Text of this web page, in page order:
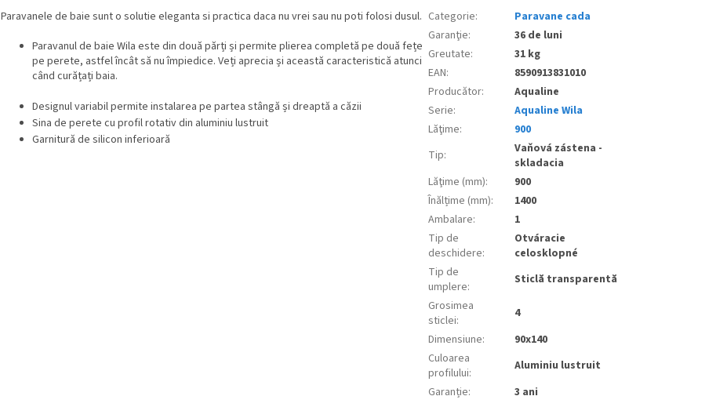
Paravanele de baie sunt o solutie eleganta si practica daca nu vrei sau nu poti folosi dusul.
Paravanul de baie Wila este din două părți și permite plierea completă pe două fețe
pe perete, astfel încât să nu împiedice. Veți aprecia și această caracteristică atunci
când curățați baia.
Designul variabil permite instalarea pe partea stângă și dreaptă a căzii
Sina de perete cu profil rotativ din aluminiu lustruit
Garnitură de silicon inferioară
Categorie:
Paravane cada
Garanţie:
36 de luni
Greutate:
31 kg
EAN:
8590913831010
Producător:
Aqualine
Serie:
Aqualine Wila
Lăţime:
900
Tip:
Vaňová zástena -
skladacia
Lăţime (mm):
900
Înălțime (mm):
1400
Ambalare:
1
Tip de
deschidere:
Otváracie
celosklopné
Tip de
umplere:
Sticlă transparentă
Grosimea
sticlei:
4
Dimensiune:
90x140
Culoarea
profilului:
Aluminiu lustruit
Garanție: 3 ani